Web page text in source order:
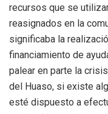
recursos que se
reasignados en la
significaba la
financiamiento de
palear en parte la
del Huaso, si existe
esté dispuesto a